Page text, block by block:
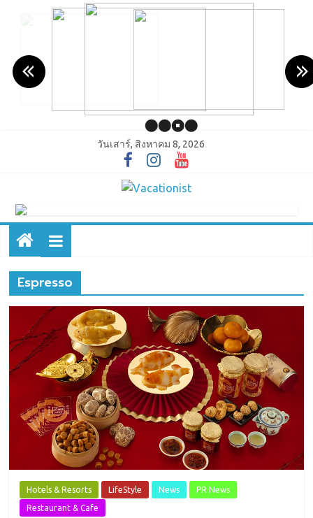
วันเสาร์, สิงหาคม 8, 2026
Espresso
Hotels & Resorts LifeStyle News
PR News
Restaurant & Cafe